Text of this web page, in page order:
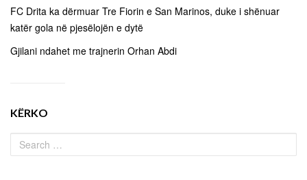
FC Drita ka dërmuar Tre Fiorin e San Marinos, duke i shënuar
katër gola në pjesëlojën e dytë
Gjilani ndahet me trajnerin Orhan Abdi
KËRKO